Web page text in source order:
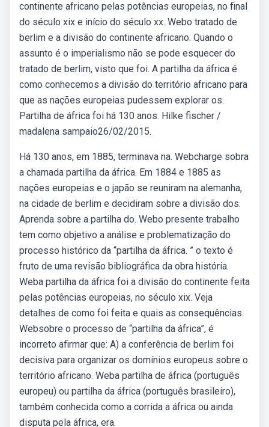
continente africano pelas potências europeias, no final
do século xix e início do século xx. Webo tratado de
berlim e a divisão do continente africano. Quando o
assunto é o imperialismo não se pode esquecer do
tratado de berlim, visto que foi. A partilha da áfrica é
como conhecemos a divisão do território africano para
que as nações europeias pudessem explorar os.
Partilha de áfrica foi há 130 anos. Hilke fischer /
madalena sampaio26/02/2015.
Há 130 anos, em 1885, terminava na. Webcharge sobra
a chamada partilha da áfrica. Em 1884 e 1885 as
nações europeias e o japão se reuniram na alemanha,
na cidade de berlim e decidiram sobre a divisão dos.
Aprenda sobre a partilha do. Webo presente trabalho
tem como objetivo a análise e problematização do
processo histórico da “partilha da áfrica. ” o texto é
fruto de uma revisão bibliográfica da obra história.
Weba partilha da áfrica foi a divisão do continente feita
pelas potências europeias, no século xix. Veja
detalhes de como foi feita e quais as consequências.
Websobre o processo de “partilha da áfrica”, é
incorreto afirmar que: A) a conferência de berlim foi
decisiva para organizar os domínios europeus sobre o
território africano. Weba partilha de áfrica (português
europeu) ou partilha da áfrica (português brasileiro),
também conhecida como a corrida a áfrica ou ainda
disputa pela áfrica, era.